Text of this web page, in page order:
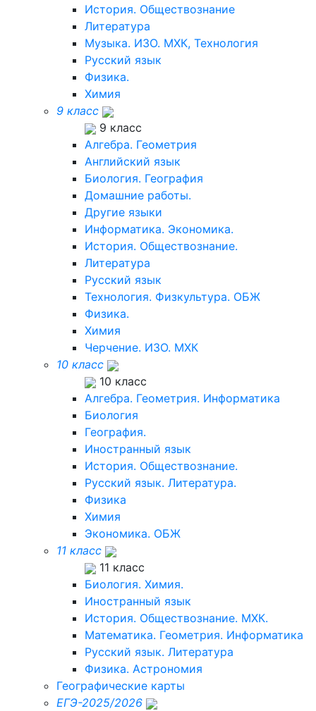
История. Обществознание
Литература
Музыка. ИЗО. МХК, Технология
Русский язык
Физика.
Химия
9 класс
9 класс
Алгебра. Геометрия
Английский язык
Биология. География
Домашние работы.
Другие языки
Информатика. Экономика.
История. Обществознание.
Литература
Русский язык
Технология. Физкультура. ОБЖ
Физика.
Химия
Черчение. ИЗО. МХК
10 класс
10 класс
Алгебра. Геометрия. Информатика
Биология
География.
Иностранный язык
История. Обществознание.
Русский язык. Литература.
Физика
Химия
Экономика. ОБЖ
11 класс
11 класс
Биология. Химия.
Иностранный язык
История. Обществознание. МХК.
Математика. Геометрия. Информатика
Русский язык. Литература
Физика. Астрономия
Географические карты
ЕГЭ-2025/2026